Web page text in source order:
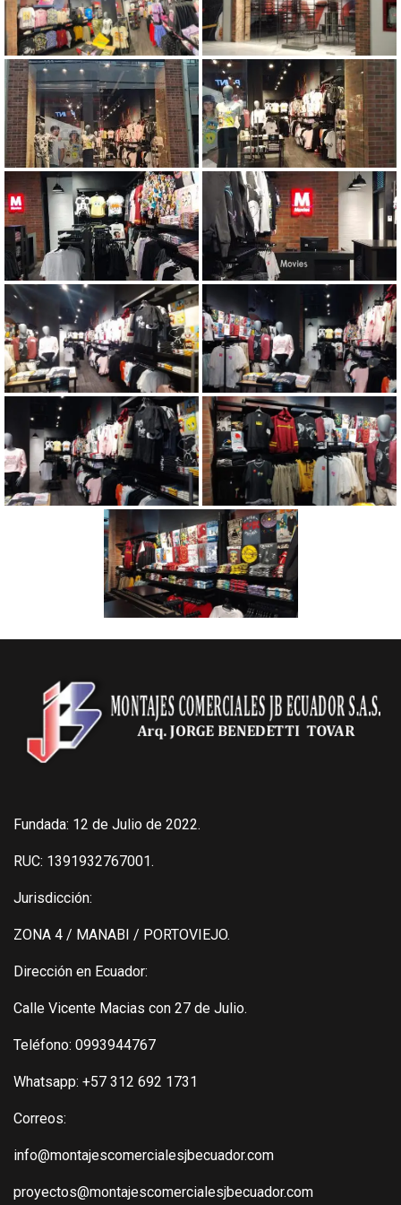
Fundada: 12 de Julio de 2022.
RUC: 1391932767001.
Jurisdicción:
ZONA 4 / MANABI / PORTOVIEJO.
Dirección en Ecuador:
Calle Vicente Macias con 27 de Julio.
Teléfono: 0993944767
Whatsapp: +57 312 692 1731
Correos:
info@montajescomercialesjbecuador.com
proyectos@montajescomercialesjbecuador.com